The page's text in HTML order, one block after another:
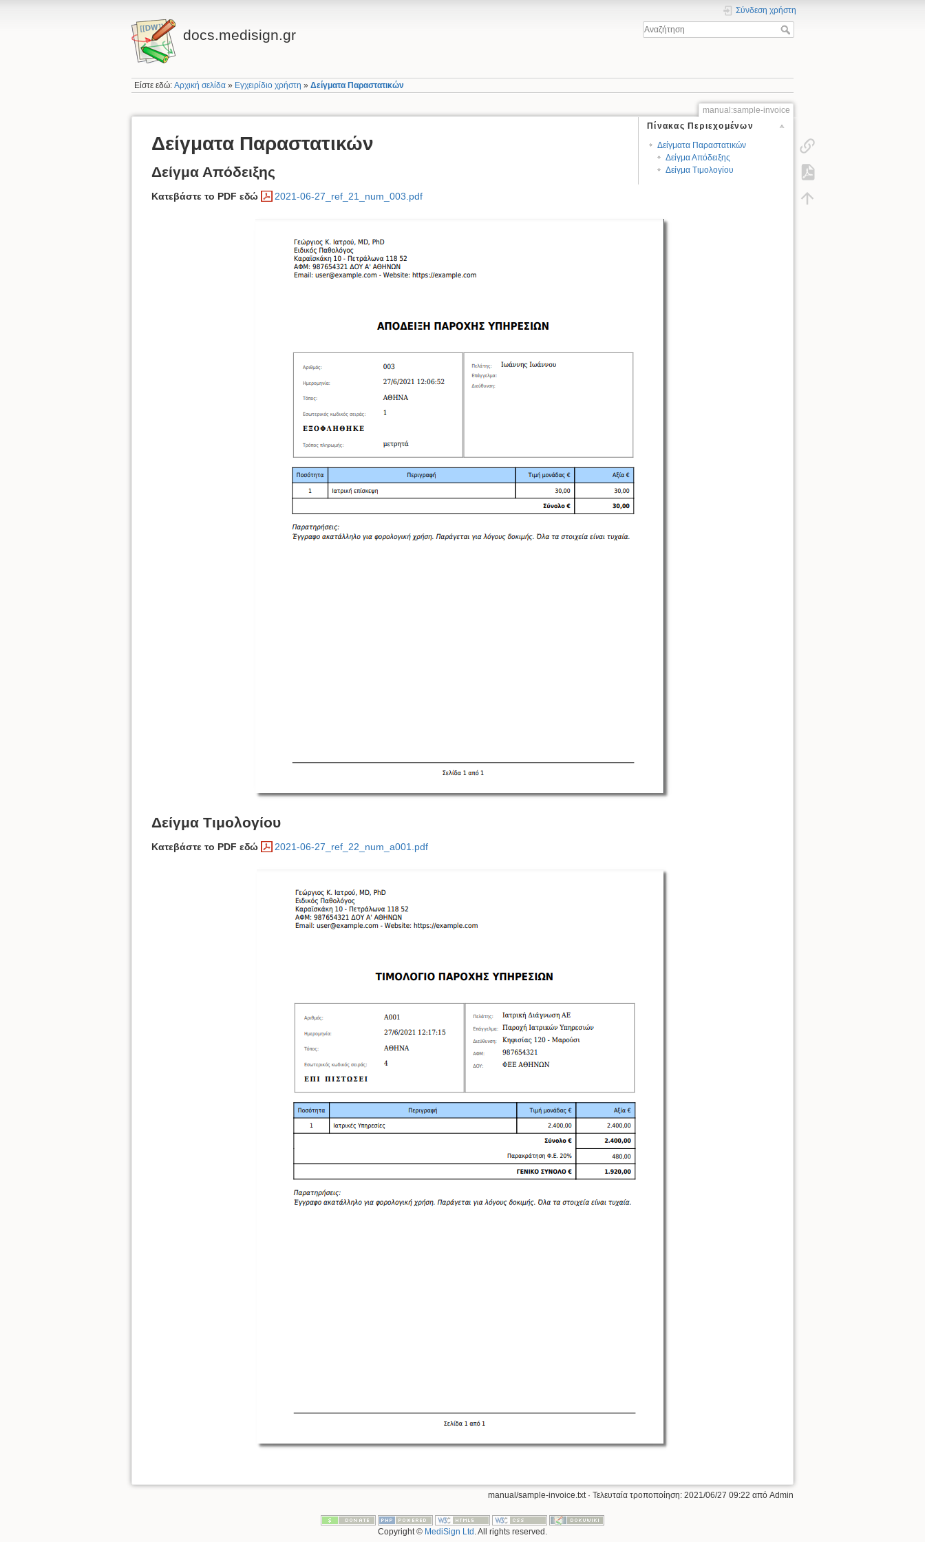
docs.medisign.gr
Σύνδεση χρήστη
Είστε εδώ:Αρχική σελίδα » Εγχειρίδιο χρήστη »Δείγματα Παραστατικών
manual:sample-invoice
Πίνακας Περιεχομένων
Δείγματα Παραστατικών
Δείγμα Απόδειξης
Δείγμα Τιμολογίου
Δείγματα Παραστατικών
Δείγμα Απόδειξης
Κατεβάστε το PDF εδώ 2021-06-27_ref_21_num_003.pdf
Δείγμα Τιμολογίου
Κατεβάστε το PDF εδώ 2021-06-27_ref_22_num_a001.pdf
manual/sample-invoice.txt · Τελευταία τροποποίηση: 2021/06/27 09:22 από Admin
Copyright © MediSign Ltd . All rights reserved.